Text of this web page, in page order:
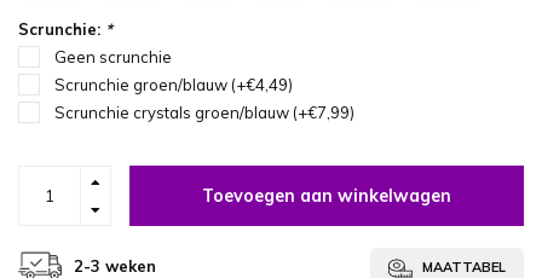
Scrunchie: *
Geen scrunchie
Scrunchie groen/blauw (+€4,49)
Scrunchie crystals groen/blauw (+€7,99)
Toevoegen aan winkelwagen
2-3 weken MAATTABEL